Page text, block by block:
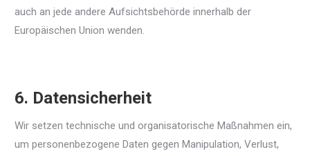
auch an jede andere Aufsichtsbehörde innerhalb der
Europäischen Union wenden.
6. Datensicherheit
Wir setzen technische und organisatorische Maßnahmen ein,
um personenbezogene Daten gegen Manipulation, Verlust,